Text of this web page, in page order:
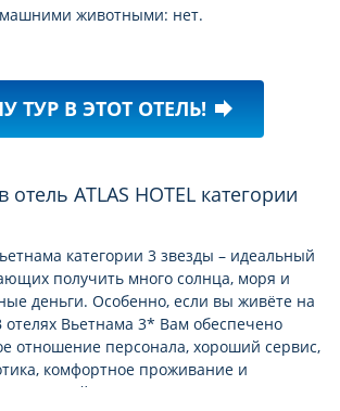
животными: нет.
ТУР В ЭТОТ ОТЕЛЬ! forward
категории 3 звезды – идеальный
получить много солнца, моря и
деньги. Особенно, если вы живёте на
отелях Вьетнама 3* Вам обеспечено
отношение персонала, хороший сервис,
комфортное проживание и
Круглый год Вас ждёт жаркое солнце